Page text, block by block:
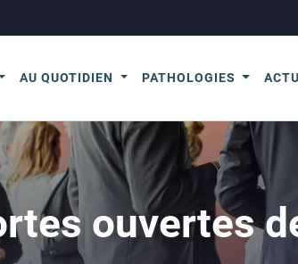
AU QUOTIDIEN PATHOLOGIES
ouvertes